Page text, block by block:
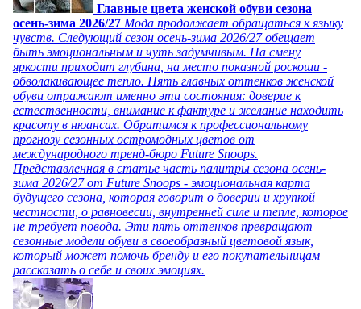
Главные цвета женской обуви сезона
осень-зима 2026/27 Мода продолжает обращаться к языку
чувств. Следующий сезон осень-зима 2026/27 обещает
быть эмоциональным и чуть задумчивым. На смену
яркости приходит глубина, на место показной роскоши -
обволакивающее тепло. Пять главных оттенков женской
обуви отражают именно эти состояния: доверие к
естественности, внимание к фактуре и желание находить
красоту в нюансах. Обратимся к профессиональному
прогнозу сезонных остромодных цветов от
международного тренд-бюро Future Snoops.
Представленная в статье часть палитры сезона осень-
зима 2026/27 от Future Snoops - эмоциональная карта
будущего сезона, которая говорит о доверии и хрупкой
честности, о равновесии, внутренней силе и тепле, которое
не требует повода. Эти пять оттенков превращают
сезонные модели обуви в своеобразный цветовой язык,
который может помочь бренду и его покупательницам
рассказать о себе и своих эмоциях.